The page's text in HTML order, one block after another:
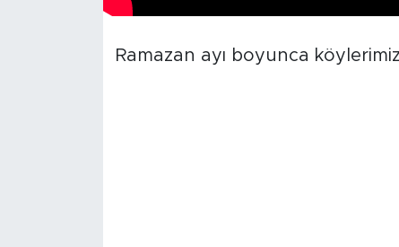
Ramazan ayı boyunca köylerimiz